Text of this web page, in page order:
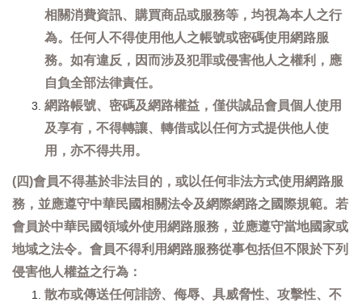
相關消費資訊、購買商品或服務等，均視為本人之行
為。任何人不得使用他人之帳號或密碼使用網路服
務。如有違反，因而涉及犯罪或侵害他人之權利，應
自負全部法律責任。
網路帳號、密碼及網路權益，僅供誠品會員個人使用
及享有，不得轉讓、轉借或以任何方式提供他人使
用，亦不得共用。
(四)會員不得基於非法目的，或以任何非法方式使用網路服
務，並應遵守中華民國相關法令及網際網路之國際規範。若
會員於中華民國領域外使用網路服務，並應遵守當地國家或
地域之法令。會員不得利用網路服務從事包括但不限於下列
侵害他人權益之行為：
散布或傳送任何誹謗、侮辱、具威脅性、攻擊性、不